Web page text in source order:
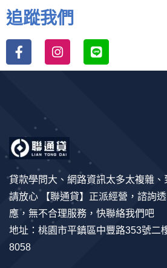
追蹤我們
貸款學問大、網路資訊太多太複雜
請放心 【聯通貸】正派經營，諮詢
應，無不合理服務，快聯絡我們吧
地址：桃園市平鎮區中豐路353號二
8058